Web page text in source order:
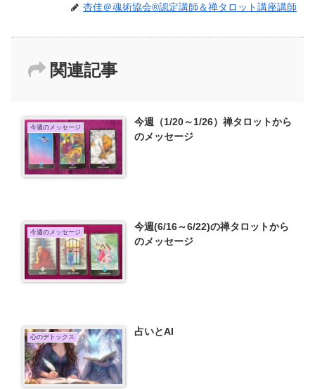
杏佳＠魂術協会®認定講師＆禅タロット講座講師
関連記事
今週のメッセージ
今週（1/20～1/26）禅タロットから
のメッセージ
今週のメッセージ
今週(6/16～6/22)の禅タロットから
のメッセージ
心のデトックス 占いとAI